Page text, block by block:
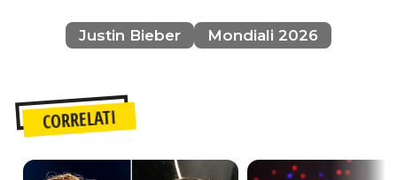
Justin Bieber Mondiali 2026
CORRELATI